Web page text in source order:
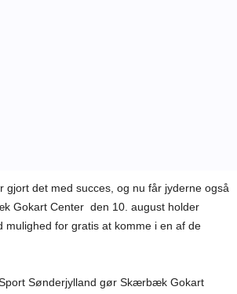
gjort det med succes, og nu får jyderne også
Gokart Center den 10. august holder
mulighed for gratis at komme i en af de
Sønderjylland gør Skærbæk Gokart